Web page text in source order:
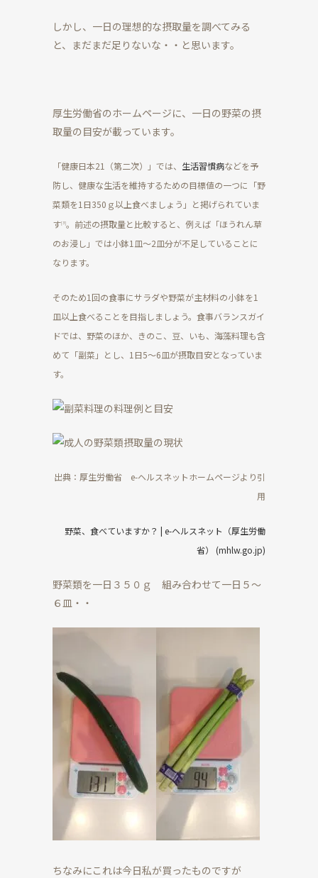
しかし、一日の理想的な摂取量を調べてみる
と、まだまだ足りないな・・と思います。
厚生労働省のホームページに、一日の野菜の摂
取量の目安が載っています。
「健康日本21 （第二次）」では、 生活習慣病などを予
防し、健康な生活を維持するための目標値の一つに「野
菜類を1 日350 ｇ以上食べましょう」と掲げられていま
す[3]。前述の摂取量と比較すると、例えば「ほうれん草
のお浸し」では小鉢1 皿～2皿分が不足していることに
なります。
そのため1 回の食事にサラダや野菜が主材料の小鉢を1
皿以上食べることを目指しましょう。食事バランスガイ
ドでは、野菜のほか、きのこ、豆、いも、海藻料理も含
めて「副菜」とし、 1 日5～6皿が摂取目安となっていま
す。
出典：厚生労働省 e-ヘルスネットホームページより引
用
野菜、食べていますか？ | e-ヘルスネット（厚生労働
省）
(mhlw.go.jp)
野菜類を一日３５０ｇ 組み合わせて一日５～
６皿・・
ちなみにこれは今日私が買ったものですが